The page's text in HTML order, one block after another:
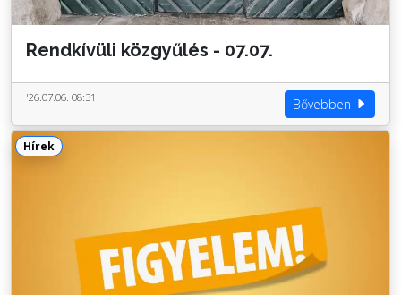
Rendkívüli közgyűlés - 07.07.
'26.07.06. 08:31 Bővebben
Hírek